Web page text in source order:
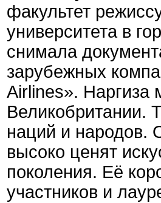
факультет
университета в
снимала
зарубежных
Airlines». Наргиза
Великобритании.
наций и народов.
высоко ценят
поколения. Её
участников и